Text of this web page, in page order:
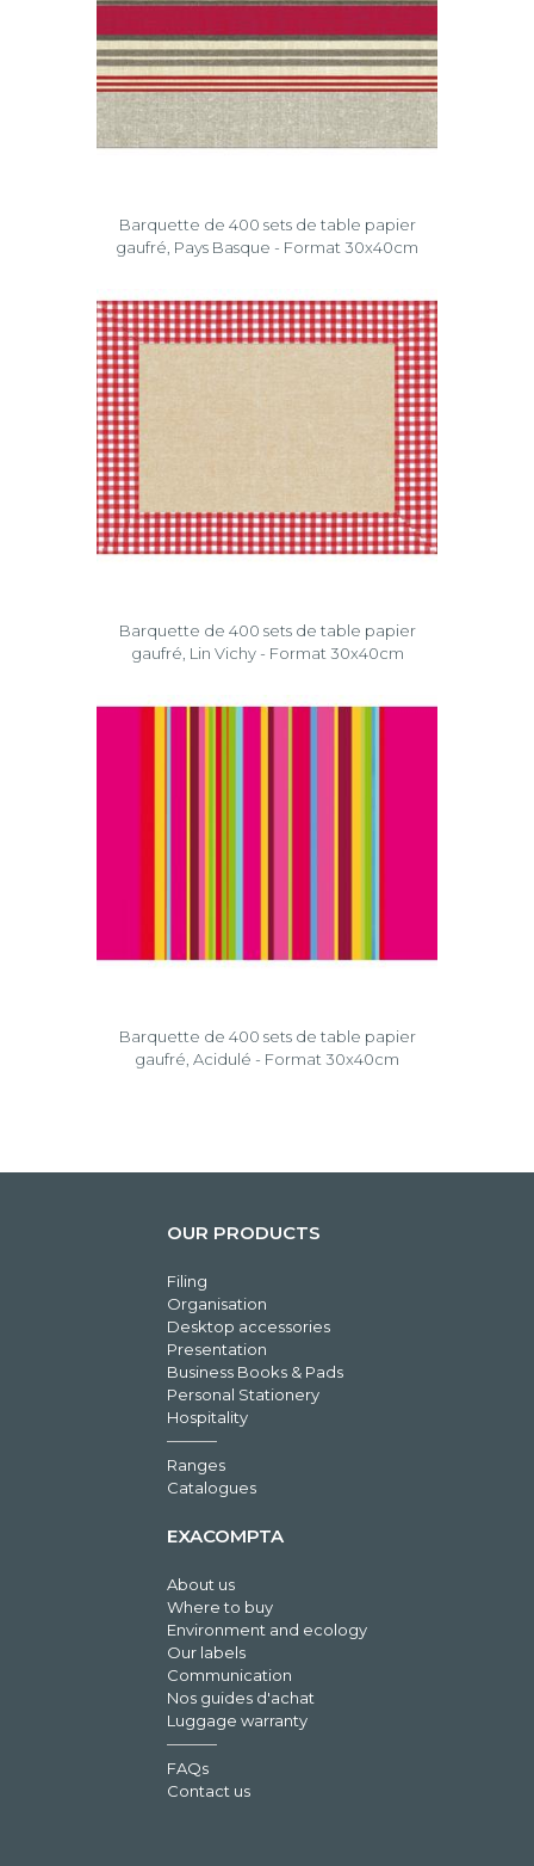
Barquette de 400 sets de table papier
gaufré, Pays Basque - Format 30x40cm
Barquette de 400 sets de table papier
gaufré, Lin Vichy - Format 30x40cm
Barquette de 400 sets de table papier
gaufré, Acidulé - Format 30x40cm
OUR PRODUCTS
Filing
Organisation
Desktop accessories
Presentation
Business Books & Pads
Personal Stationery
Hospitality
Ranges
Catalogues
EXACOMPTA
About us
Where to buy
Environment and ecology
Our labels
Communication
Nos guides d'achat
Luggage warranty
FAQs
Contact us